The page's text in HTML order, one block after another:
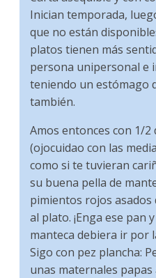
Inician temporada,
que no están
platos tienen más
persona unipersonal e
teniendo un estómago
también.
Amos entonces con 1/2
(ojocuidao con las
como si te tuvieran
su buena pella de
pimientos rojos
al plato. ¡Enga ese pan
manteca debiera ir por
Sigo con pez plancha:
unas maternales